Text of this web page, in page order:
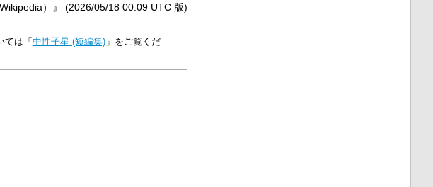
）』 (2026/05/18 00:09 UTC 版)
ては「 中性子星 (短編集)」をご覧くだ